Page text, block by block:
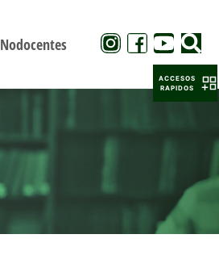
Nodocentes
ACCESOS
RAPIDOS